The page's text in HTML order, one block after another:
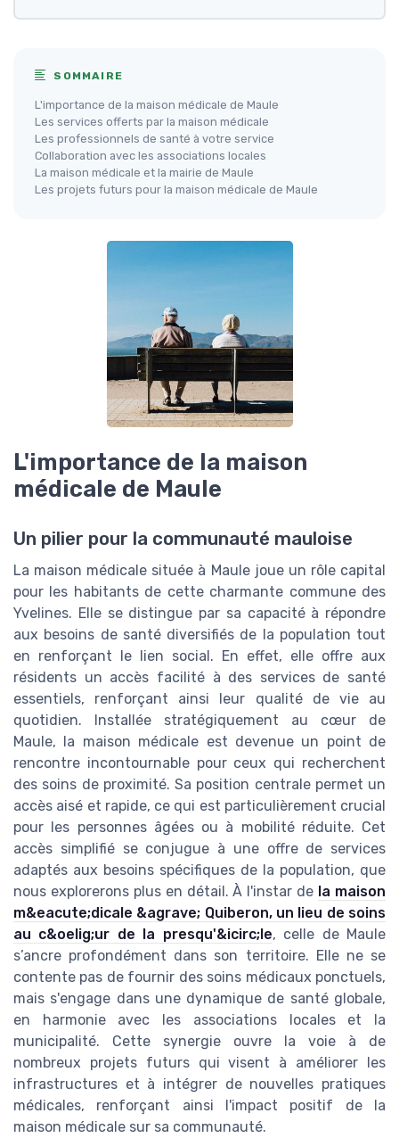
SOMMAIRE
L'importance de la maison médicale de Maule
Les services offerts par la maison médicale
Les professionnels de santé à votre service
Collaboration avec les associations locales
La maison médicale et la mairie de Maule
Les projets futurs pour la maison médicale de Maule
L'importance de la maison
médicale de Maule
Un pilier pour la communauté mauloise
La maison médicale située à Maule joue un rôle capital
pour les habitants de cette charmante commune des
Yvelines. Elle se distingue par sa capacité à répondre
aux besoins de santé diversifiés de la population tout
en renforçant le lien social. En effet, elle offre aux
résidents un accès facilité à des services de santé
essentiels, renforçant ainsi leur qualité de vie au
quotidien. Installée stratégiquement au cœur de
Maule, la maison médicale est devenue un point de
rencontre incontournable pour ceux qui recherchent
des soins de proximité. Sa position centrale permet un
accès aisé et rapide, ce qui est particulièrement crucial
pour les personnes âgées ou à mobilité réduite. Cet
accès simplifié se conjugue à une offre de services
adaptés aux besoins spécifiques de la population, que
nous explorerons plus en détail. À l'instar de la maison
m&eacute;dicale &agrave; Quiberon, un lieu de soins
au c&oelig;ur de la presqu'&icirc;le, celle de Maule
s’ancre profondément dans son territoire. Elle ne se
contente pas de fournir des soins médicaux ponctuels,
mais s'engage dans une dynamique de santé globale,
en harmonie avec les associations locales et la
municipalité. Cette synergie ouvre la voie à de
nombreux projets futurs qui visent à améliorer les
infrastructures et à intégrer de nouvelles pratiques
médicales, renforçant ainsi l'impact positif de la
maison médicale sur sa communauté.